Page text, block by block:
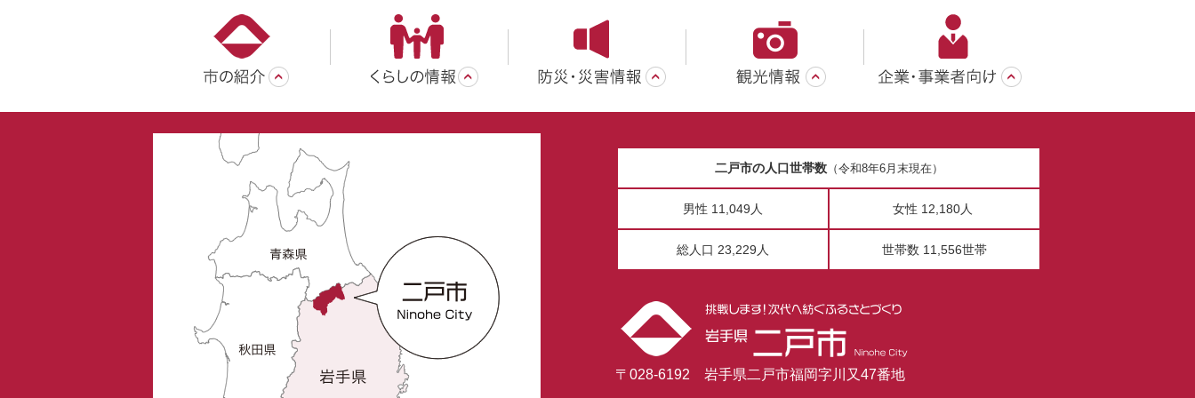
二戸市の人口世帯数（令和8年6月末現在）
男性 11,049人 女性 12,180人
総人口 23,229人 世帯数 11,556世帯
〒028-6192 岩手県二戸市福岡字川又47番地